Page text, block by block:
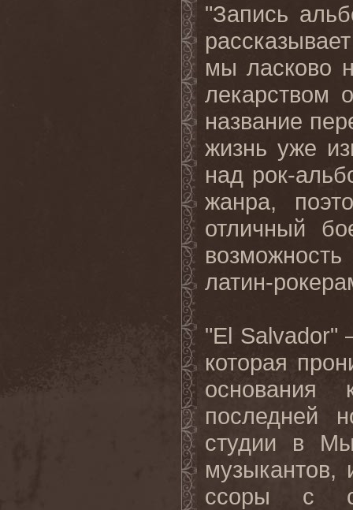
"Запись
мы ласково
лекарством
название
жизнь уже
над рок-
жанра,
отличный
латин-
"El Salvador"
которая
последней
студии в
музыкантов,
ссоры с